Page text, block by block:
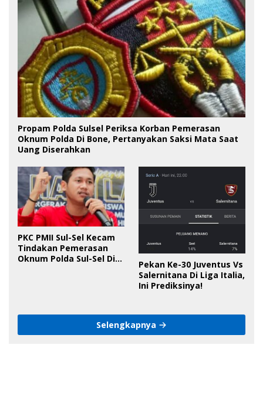
Propam Polda Sulsel Periksa Korban Pemerasan
Oknum Polda Di Bone, Pertanyakan Saksi Mata Saat
Uang Diserahkan
PKC PMII Sul-Sel Kecam
Tindakan Pemerasan
Oknum Polda Sul-Sel Di
Pekan Ke-30 Juventus Vs
Salernitana Di Liga Italia,
Ini Prediksinya!
Selengkapnya